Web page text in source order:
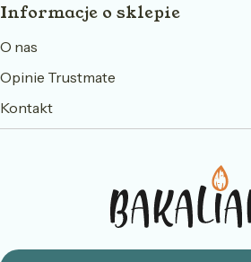
Informacje o sklepie
O nas
Opinie Trustmate
Kontakt